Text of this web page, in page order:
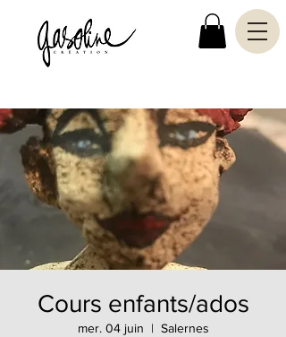
Cours enfants/ados
mer. 04 juin
  |
Salernes